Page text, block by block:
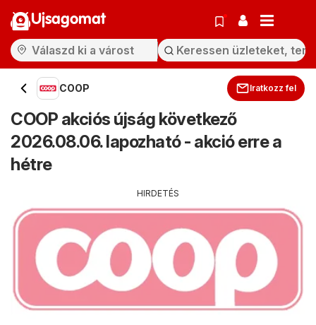
Ujsagomat
COOP Iratkozz fel
COOP akciós újság következő
2026.08.06. lapozható - akció erre a
hétre
HIRDETÉS